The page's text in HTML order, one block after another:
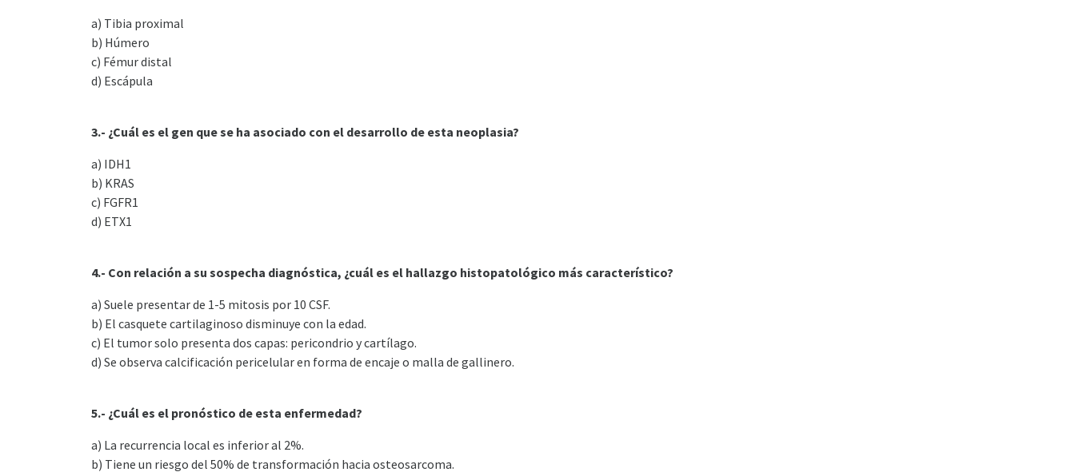
a) Tibia proximal
b) Húmero
c) Fémur distal
d) Escápula
3.- ¿Cuál es el gen que se ha asociado con el desarrollo de esta neoplasia?
a) IDH1
b) KRAS
c) FGFR1
d) ETX1
4.- Con relación a su sospecha diagnóstica, ¿cuál es el hallazgo histopatológico más característico?
a) Suele presentar de 1-5 mitosis por 10 CSF.
b) El casquete cartilaginoso disminuye con la edad.
c) El tumor solo presenta dos capas: pericondrio y cartílago.
d) Se observa calcificación pericelular en forma de encaje o malla de gallinero.
5.- ¿Cuál es el pronóstico de esta enfermedad?
a) La recurrencia local es inferior al 2%.
b) Tiene un riesgo del 50% de transformación hacia osteosarcoma.